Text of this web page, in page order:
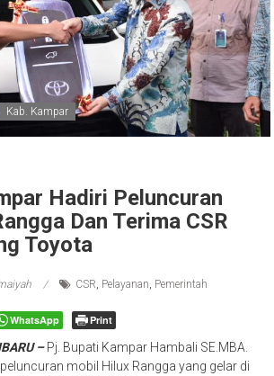
Kab. Kampar
Hadiri Peluncuran
Dan Terima CSR
Toyota
CSR Pelayanan Pemerintah
WhatsApp Print
–Pj. Bupati Kampar Hambali SE.MBA.
mobil Hilux Rangga yang gelar di